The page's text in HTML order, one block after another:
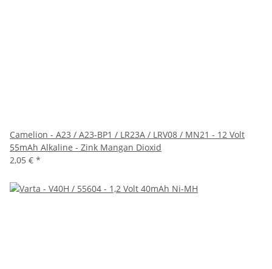
Camelion - A23 / A23-BP1 / LR23A / LRV08 / MN21 - 12 Volt
55mAh Alkaline - Zink Mangan Dioxid
2,05 € *